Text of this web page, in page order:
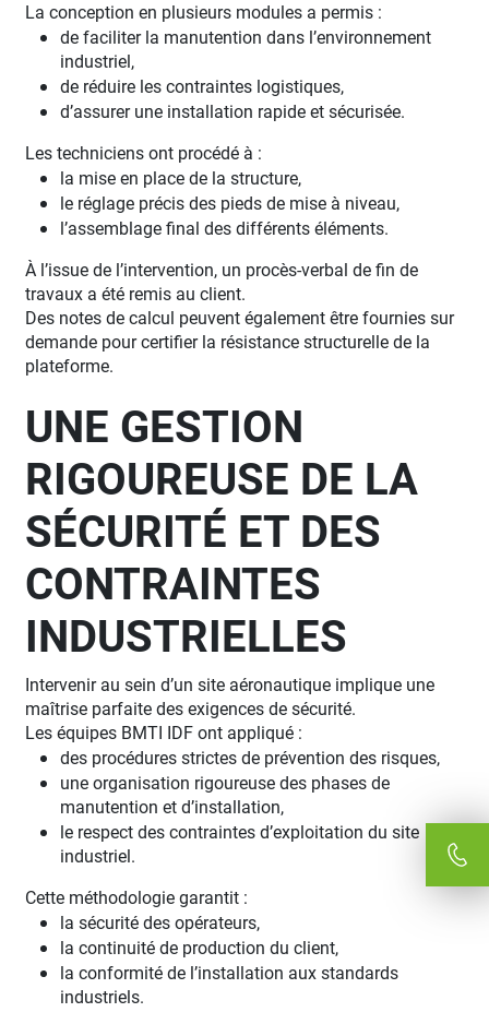
La conception en plusieurs modules a permis :
de faciliter la manutention dans l’environnement
industriel,
de réduire les contraintes logistiques,
d’assurer une installation rapide et sécurisée.
Les techniciens ont procédé à :
la mise en place de la structure,
le réglage précis des pieds de mise à niveau,
l’assemblage final des différents éléments.
À l’issue de l’intervention, un procès-verbal de fin de
travaux a été remis au client.
Des notes de calcul peuvent également être fournies sur
demande pour certifier la résistance structurelle de la
plateforme.
UNE GESTION
RIGOUREUSE DE LA
SÉCURITÉ ET DES
CONTRAINTES
INDUSTRIELLES
Intervenir au sein d’un site aéronautique implique une
maîtrise parfaite des exigences de sécurité.
Les équipes BMTI IDF ont appliqué :
des procédures strictes de prévention des risques,
une organisation rigoureuse des phases de
manutention et d’installation,
le respect des contraintes d’exploitation du site
industriel.
Cette méthodologie garantit :
la sécurité des opérateurs,
la continuité de production du client,
la conformité de l’installation aux standards
industriels.